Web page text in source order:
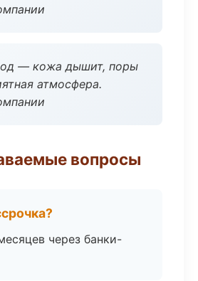
— кожа дышит, поры
атмосфера.
вопросы
через банки-